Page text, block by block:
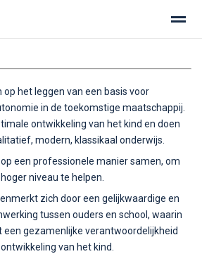
Nieuws Agenda
het leggen van een basis voor
in de toekomstige maatschappij.
ontwikkeling van het kind en doen
modern, klassikaal onderwijs.
een professionele manier samen, om
niveau te helpen.
zich door een gelijkwaardige en
tussen ouders en school, waarin
een gezamenlijke verantwoordelijkheid
van het kind.